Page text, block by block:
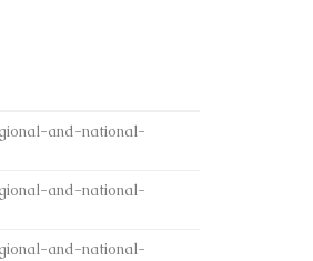
and-national-
and-national-
and-national-